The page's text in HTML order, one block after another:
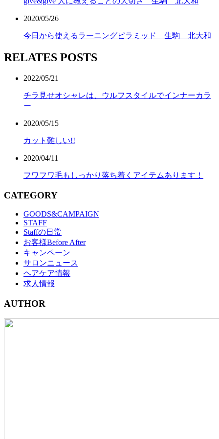
2020/05/26
今日から使えるラーニングピラミッド 生駒 北大和
RELATES POSTS
2022/05/21
チラ見せオシャレは、ウルフスタイルでインナーカラ
ー
2020/05/15
カット難しい!!
2020/04/11
フワフワ毛もしっかり落ち着くアイテムあります！
CATEGORY
GOODS&CAMPAIGN
STAFF
Staffの日常
お客様Before After
キャンペーン
サロンニュース
ヘアケア情報
求人情報
AUTHOR